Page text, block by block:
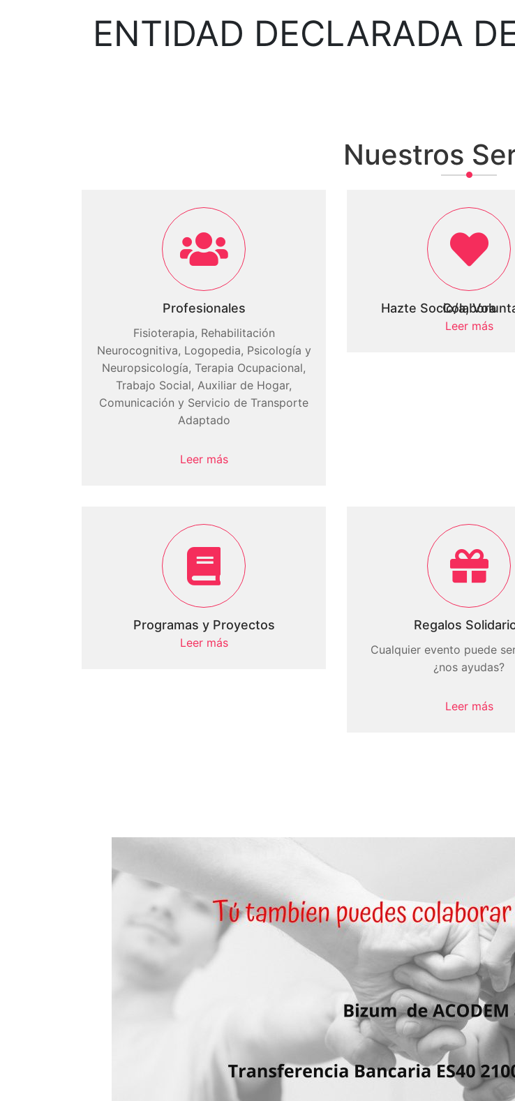
ENTIDAD DECLARADA
Nuestros
Profesionales
Fisioterapia, Rehabilitación
Neurocognitiva, Logopedia, Psicología y
Neuropsicología, Terapia Ocupacional,
Trabajo Social, Auxiliar de Hogar,
Comunicación y Servicio de Transporte
Adaptado
Leer más
Hazte Socio/a, Voluntario/a o Colabora
Leer más
Programas y Proyectos
Leer más
Regalos
Cualquier evento puede
¿nos ayudas?
Leer más